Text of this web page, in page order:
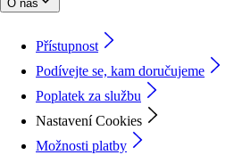
O nás
Přístupnost
Podívejte se, kam doručujeme
Poplatek za službu
Nastavení Cookies
Možnosti platby